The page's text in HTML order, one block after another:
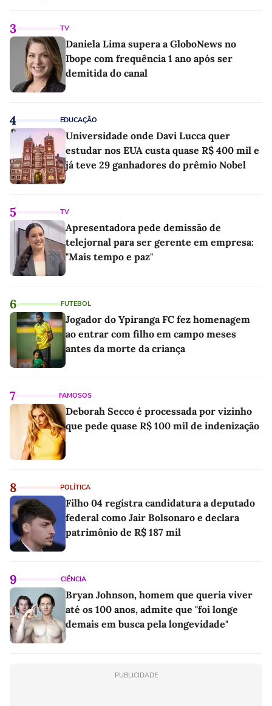
3 TV
Daniela Lima supera a GloboNews no
Ibope com frequência 1 ano após ser
demitida do canal
4 EDUCAÇÃO
Universidade onde Davi Lucca quer
estudar nos EUA custa quase R$ 400 mil e
já teve 29 ganhadores do prêmio Nobel
5 TV
Apresentadora pede demissão de
telejornal para ser gerente em empresa:
"Mais tempo e paz"
6 FUTEBOL
Jogador do Ypiranga FC fez homenagem
ao entrar com filho em campo meses
antes da morte da criança
7 FAMOSOS
Deborah Secco é processada por vizinho
que pede quase R$ 100 mil de indenização
8 POLÍTICA
Filho 04 registra candidatura a deputado
federal como Jair Bolsonaro e declara
patrimônio de R$ 187 mil
9 CIÊNCIA
Bryan Johnson, homem que queria viver
até os 100 anos, admite que "foi longe
demais em busca pela longevidade"
PUBLICIDADE